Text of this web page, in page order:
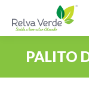
PALITO